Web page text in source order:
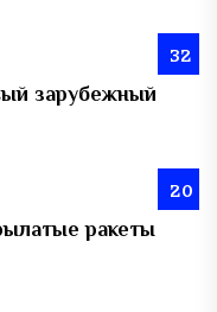
32
зарубежный
20
ракеты